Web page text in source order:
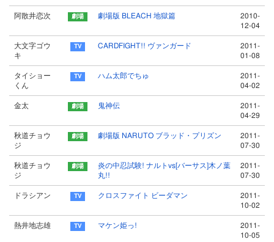
阿散井恋次 劇場版 BLEACH 地獄篇
2010-
12-04
大文字ゴウ
キ
CARDFIGHT!! ヴァンガード
2011-
01-08
タイショー
くん
ハム太郎でちゅ
2011-
04-02
金太 鬼神伝
2011-
04-29
秋道チョウ
ジ
劇場版 NARUTO ブラッド・プリズン
2011-
07-30
秋道チョウ
ジ
炎の中忍試験! ナルトvs[バーサス]木ノ葉
丸!!
2011-
07-30
ドラシアン クロスファイト ビーダマン
2011-
10-02
熱井地志雄 マケン姫っ!
2011-
10-05